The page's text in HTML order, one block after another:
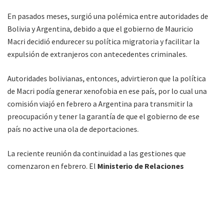
En pasados meses, surgió una polémica entre autoridades de
Bolivia y Argentina, debido a que el gobierno de Mauricio
Macri decidió endurecer su política migratoria y facilitar la
expulsión de extranjeros con antecedentes criminales.
Autoridades bolivianas, entonces, advirtieron que la política
de Macri podía generar xenofobia en ese país, por lo cual una
comisión viajó en febrero a Argentina para transmitir la
preocupación y tener la garantía de que el gobierno de ese
país no active una ola de deportaciones.
La reciente reunión da continuidad a las gestiones que
comenzaron en febrero. El Ministerio de Relaciones